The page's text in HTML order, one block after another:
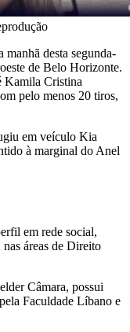
desta segunda-
de Belo Horizonte.
Kamila Cristina
pelo menos 20 tiros,
em veículo Kia
à marginal do Anel
em rede social,
áreas de Direito
Câmara, possui
Faculdade Líbano e